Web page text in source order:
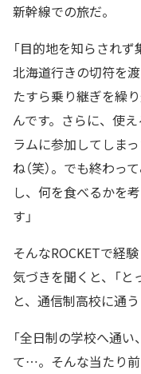
新幹線での旅だ。
「目的地を知らされ
北海道行きの切符を
たすら乗り継ぎを繰
んです。さらに、使
ラムに参加してしま
ね（笑）。でも終わっ
し、何を食べるかを
す」
そんなROCKETで経
気づきを聞くと、「と
と、通信制高校に通
「全日制の学校へ通
て…。そんな当たり